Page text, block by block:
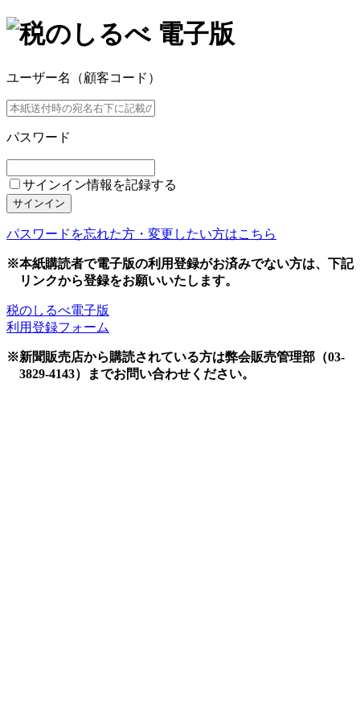
ユーザー名（顧客コード）
パスワード
サインイン情報を記録する
サインイン
パスワードを忘れた方・変更したい方はこちら
※本紙購読者で電子版の利用登録がお済みでない方は、下記
リンクから登録をお願いいたします。
税のしるべ電子版
利用登録フォーム
※新聞販売店から購読されている方は弊会販売管理部（03-
3829-4143）までお問い合わせください。